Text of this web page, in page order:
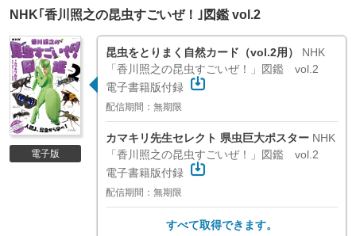
NHK｢香川照之の昆虫すごいぜ！｣図鑑 vol.2
電子版
昆虫をとりまく自然カード（vol.2用） NHK
「香川照之の昆虫すごいぜ！」図鑑 vol.2
電子書籍版付録
配信期間：無期限
カマキリ先生セレクト 県虫巨大ポスター NHK
「香川照之の昆虫すごいぜ！」図鑑 vol.2
電子書籍版付録
配信期間：無期限
すべて取得できます。